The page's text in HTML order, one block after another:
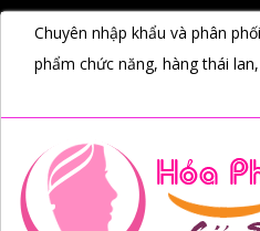
Chuyên nhập khẩu và phân
phẩm chức năng, hàng thái